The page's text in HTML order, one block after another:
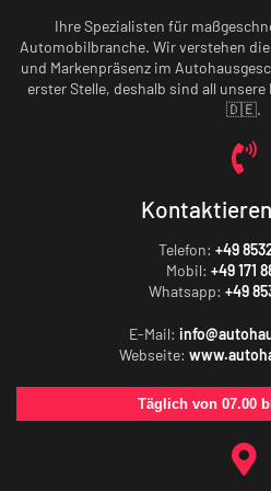
Ihre Spezialisten für
Automobilbranche. Wir verstehen
und Markenpräsenz im
erster Stelle, deshalb sind all unsere
🇩🇪.
Telefon:+49
Mobil: +49 171
Whatsapp:+49
E-Mail:
Webseite:
Täglich von 07.00